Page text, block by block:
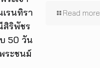
รนทิรา
สิริพัชร
50 วัน
ระชนม์
Read more